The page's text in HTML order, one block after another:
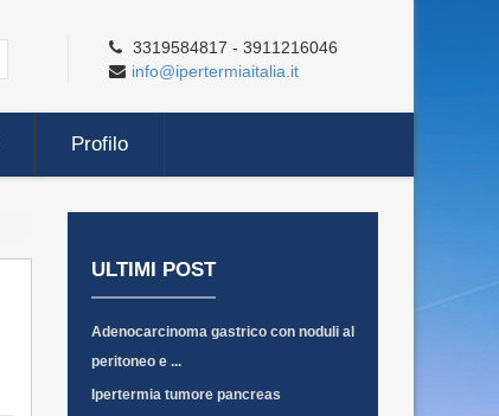
3319584817 - 3911216046
info@ipertermiaitalia.it
Profilo
ULTIMI POST
Adenocarcinoma gastrico con noduli al
peritoneo e ...
Ipertermia tumore pancreas